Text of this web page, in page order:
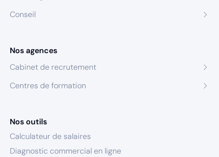
Conseil
Nos agences
Cabinet de recrutement
Centres de formation
Nos outils
Calculateur de salaires
Diagnostic commercial en ligne